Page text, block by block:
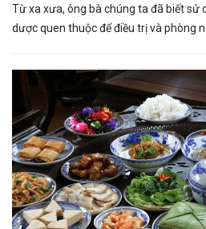
Từ xa xưa, ông bà chúng ta đã biết sử
dược quen thuộc để điều trị và phòng